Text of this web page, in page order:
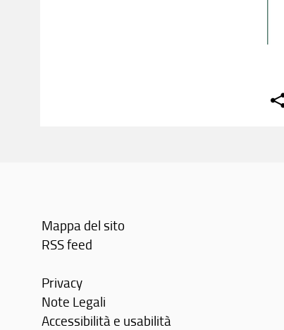
Mappa del sito
RSS feed
Privacy
Note Legali
Accessibilità e usabilità